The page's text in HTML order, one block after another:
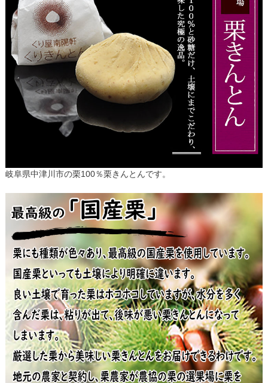
岐阜県中津川市の栗100％栗きんとんです。